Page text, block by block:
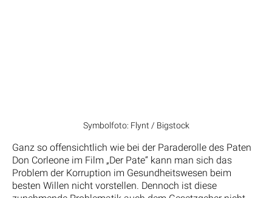
Symbolfoto: Flynt / Bigstock
Ganz so offensichtlich wie bei der Paraderolle des Paten
Don Corleone im Film „Der Pate“ kann man sich das
Problem der Korruption im Gesundheitswesen beim
besten Willen nicht vorstellen. Dennoch ist diese